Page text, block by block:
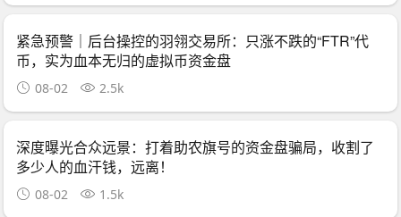
紧急预警｜后台操控的羽翎交易所：只涨不跌的“FTR”代
币，实为血本无归的虚拟币资金盘
08-02 2.5k
深度曝光合众远景：打着助农旗号的资金盘骗局，收割了
多少人的血汗钱，远离！
08-02 1.5k